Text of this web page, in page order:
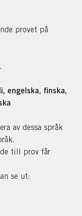
provet på
engelska, finska,
av dessa språk
till prov får
se ut: